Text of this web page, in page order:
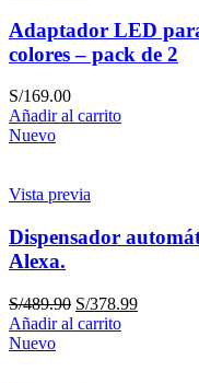
Adaptador LED
colores – pack de 2
S/169.00
Añadir al carrito
Nuevo
Vista previa
Dispensador
Alexa.
S/489.90 S/378.99
Añadir al carrito
Nuevo